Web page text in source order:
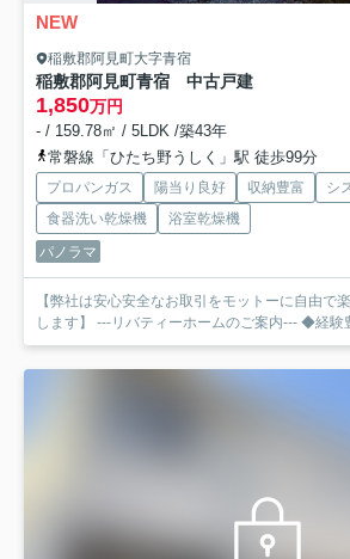
NEW
稲敷郡阿見町大字青宿
稲敷郡阿見町青宿 中古戸建
1,850万円
- / 159.78㎡ / 5LDK /築43年
常磐線「ひたち野うしく」駅 徒歩99分
プロパンガス 陽当り良好 収納豊富
シ
食器洗い乾燥機
浴室乾燥機
パノラマ
【弊社は安心安全なお取引をモットーに自由で
します】 ---リバティーホームのご案内--- ◆経験